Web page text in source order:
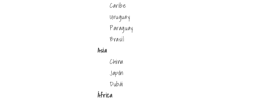
Caribe
Uruguay
Paraguay
Brasil
Asia
China
Japón
Dubái
África